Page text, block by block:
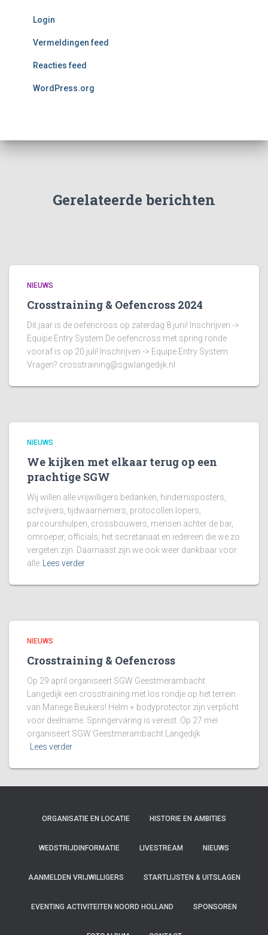
Login
Vermeldingen feed
Reacties feed
WordPress.org
Gerelateerde berichten
NIEUWS
Crosstraining & Oefencross 2024
Dit jaar is de oefencross op zaterdag 8 juni! Inschrijven ->
Equipe Entry System De oefencross met spring ronde
vooraf is op 20 juli! Inschrijven -> Equipe Entry System
Vragen? crosstraining@sgwlangedijk.nl
NIEUWS
We kijken met elkaar terug op een
prachtige SGW
Wij willen alle vrijwilligers bedanken, hindernisposters,
schrijvers, tijdwaarnemers, protocollen lopers,
parcourshulpen, crossbouwers, mensen achter de bar,
omroeper, officials, het secretariaat en iedereen die we zo
vergeten zijn. Daarnaast zijn we ook weer dankbaar voor
alle
Lees verder
NIEUWS
Crosstraining & Oefencross
Op 29 april organiseert SGW Geestmerambacht
Langedijk een crosstraining met los rondje op het terrein
van Manege Beukers! Helm + bodyprotector zijn verplicht
voor deelname. Springervaring is vereist. Op 27 mei
organiseert SGW Geestmerambacht Langedijk
Lees verder
ORGANISATIE EN LOCATIE HISTORIE EN AMBITIES
WEDSTRIJDINFORMATIE LIVESTREAM NIEUWS
AANMELDEN VRIJWILLIGERS STARTLIJSTEN & UITSLAGEN
EVENTING ACTIVITEITEN NOORD HOLLAND SPONSOREN